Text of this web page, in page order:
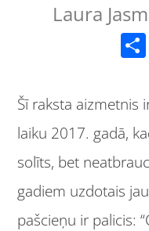
Laura
Šī raksta aizmetnis
laiku 2017. gadā,
solīts, bet
gadiem uzdotais
pašcieņu ir palicis: